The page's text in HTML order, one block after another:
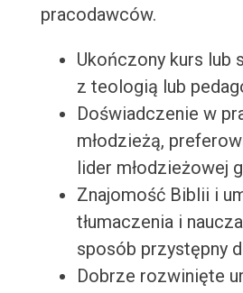
pracodawców.
Ukończony kurs lub
z teologią lub
Doświadczenie w
młodzieżą,
lider młodzieżowej
Znajomość Biblii i
tłumaczenia i
sposób przystępny
Dobrze rozwinięte